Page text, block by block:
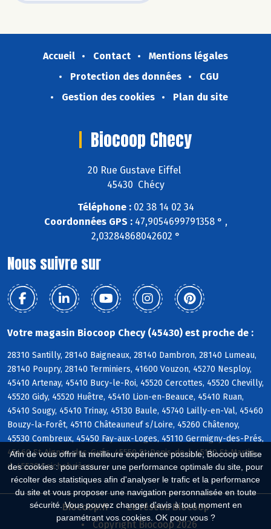
Afin de vous offrir la meilleure expérience possible, Biocoop utilise
des cookies : pour assurer une performance optimale du site, pour
récolter des statistiques afin d'analyser le trafic et la performance
du site et vous proposer une navigation personnalisée en toute
sécurité. Vous pouvez changer d'avis à tout moment en
paramétrant vos cookies. OK pour vous ?
Accueil Contact
Mentions légales
Protection des données
CGU
Gestion des cookies
Plan du site
Biocoop Checy
20 Rue Gustave Eiffel
45430 Chécy
Téléphone :02 38 14 02 34
Coordonnées GPS :47,9054699791358 ° ,
2,03284868042602 °
Nous suivre sur
Votre magasin Biocoop Checy (45430) est proche de :
28310 Santilly, 28140 Baigneaux, 28140 Dambron, 28140 Lumeau,
28140 Poupry, 28140 Terminiers, 41600 Vouzon, 45270 Nesploy,
45410 Artenay, 45410 Bucy-le-Roi, 45520 Cercottes, 45520 Chevilly,
45520 Gidy, 45520 Huêtre, 45410 Lion-en-Beauce, 45410 Ruan,
45410 Sougy, 45410 Trinay, 45130 Baule, 45740 Lailly-en-Val, 45460
Bouzy-la-Forêt, 45110 Châteauneuf s/Loire, 45260 Châtenoy,
45530 Combreux, 45450 Fay-aux-Loges, 45110 Germigny-des-Prés,
45460 St-Aignan-des-Gués, 45550 St-Denis-de-l, 45110 St-Martin-
d, 45530 Seichebrières
Biocoop.fr
Le réseau Biocoop
Copyright Biocoop 2026